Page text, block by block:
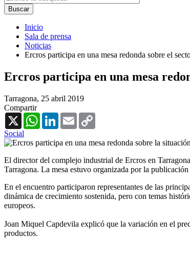
Inicio
Sala de prensa
Noticias
Ercros participa en una mesa redonda sobre el
Ercros participa en una mesa
Tarragona, 25 abril 2019
Compartir
X
WhatsAppLinkedInEmail
Social
El director del complejo industrial de Ercros en
Tarragona. La mesa estuvo organizada por la
En el encuentro participaron representantes de las
dinámica de crecimiento sostenida, pero con temas
europeos.
Joan Miquel Capdevila explicó que la variación en el
productos.